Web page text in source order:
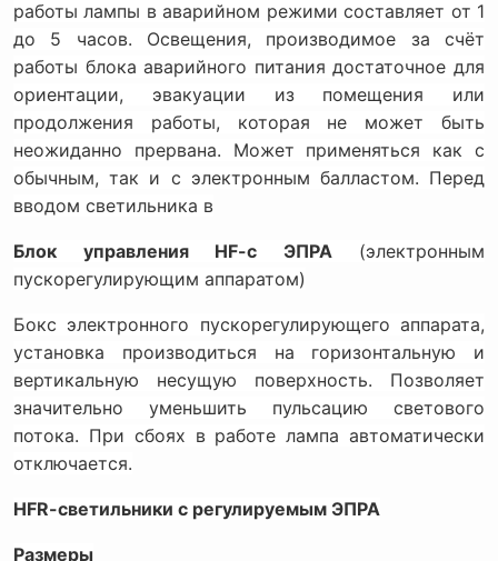
работы лампы в аварийном режими составляет от 1
до 5 часов. Освещения, производимое за счёт
работы блока аварийного питания достаточное для
ориентации, эвакуации из помещения или
продолжения работы, которая не может быть
неожиданно прервана. Может применяться как с
обычным, так и с электронным балластом. Перед
вводом светильника в
Блок управления HF-с ЭПРА(электронным
пускорегулирующим аппаратом)
Бокс электронного пускорегулирующего аппарата,
установка производиться на горизонтальную и
вертикальную несущую поверхность. Позволяет
значительно уменьшить пульсацию светового
потока. При сбоях в работе лампа автоматически
отключается.
HFR-светильники с регулируемым ЭПРА
Размеры